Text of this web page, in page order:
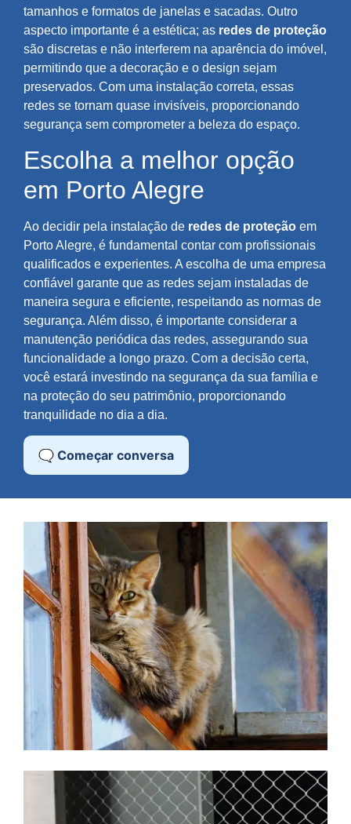
tamanhos e formatos de janelas e sacadas. Outro
aspecto importante é a estética; as redes de proteção
são discretas e não interferem na aparência do imóvel,
permitindo que a decoração e o design sejam
preservados. Com uma instalação correta, essas
redes se tornam quase invisíveis, proporcionando
segurança sem comprometer a beleza do espaço.
Escolha a melhor opção
em Porto Alegre
Ao decidir pela instalação de redes de proteção em
Porto Alegre, é fundamental contar com profissionais
qualificados e experientes. A escolha de uma empresa
confiável garante que as redes sejam instaladas de
maneira segura e eficiente, respeitando as normas de
segurança. Além disso, é importante considerar a
manutenção periódica das redes, assegurando sua
funcionalidade a longo prazo. Com a decisão certa,
você estará investindo na segurança da sua família e
na proteção do seu patrimônio, proporcionando
tranquilidade no dia a dia.
🗨️ Começar conversa